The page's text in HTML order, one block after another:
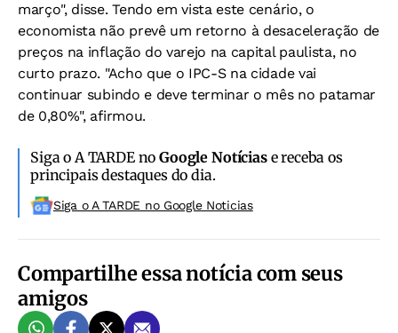
março", disse. Tendo em vista este cenário, o
economista não prevê um retorno à desaceleração de
preços na inflação do varejo na capital paulista, no
curto prazo. "Acho que o IPC-S na cidade vai
continuar subindo e deve terminar o mês no patamar
de 0,80%", afirmou.
Siga o A TARDE noGoogle Notíciase receba os
principais destaques do dia.
Siga o A TARDE no Google Noticias
Compartilhe essa notícia com seus
amigos